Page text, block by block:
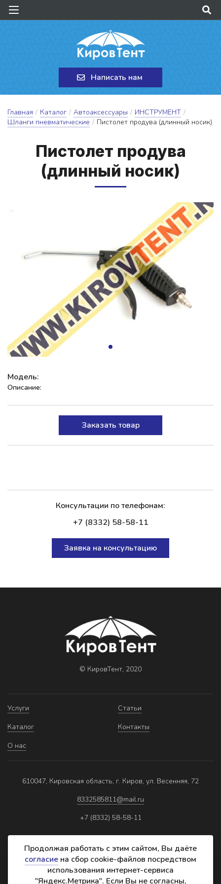
Написать нам
Главная / Каталог / Автоаксессуары / ИНСТРУМЕНТ /
Шланги пневматические / Пистолет продува (длинный носик)
Пис­то­лет про­ду­ва
(длин­ный но­сик)
Модель:
Описание:
Заказать товар
Консультации по телефонам:
+7 (8332) 58-58-11
Заявка на консультацию
© КировТент, 2020
Услуги
Каталог
О нас
Статьи
Контакты
610047, Кировская область, г. Киров, ул. Весенняя, 72
8332585811@mail.ru
+7 (8332) 58-58-11
Политика обработки персональных данных
Продолжая работать с этим сайтом, Вы даёте
согласие на сбор cookie-файлов посредством
использования интернет-сервиса
"Яндекс.Метрика". Если Вы не согласны,